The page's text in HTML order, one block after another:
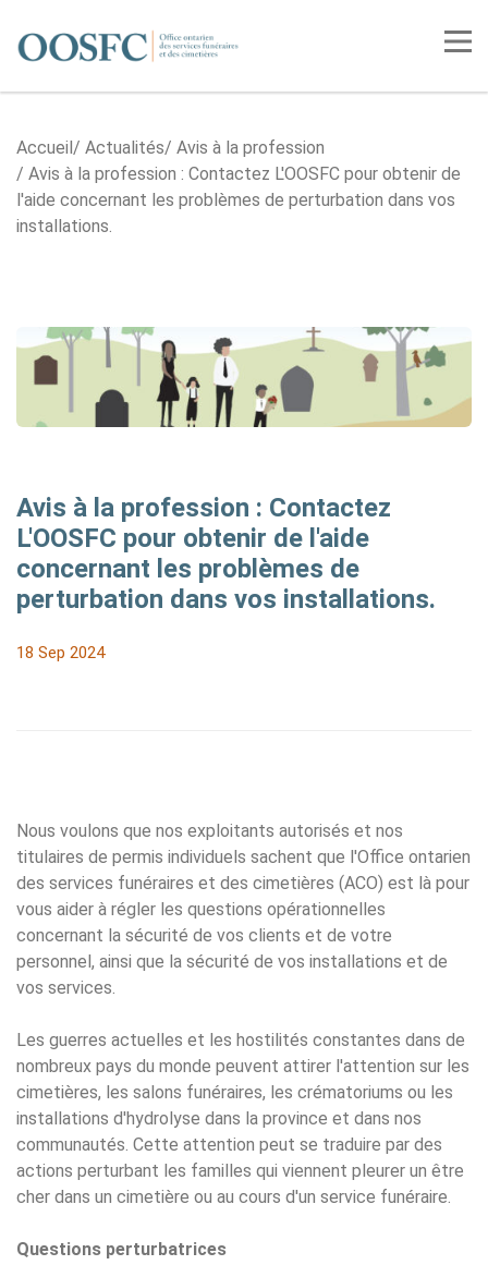
Accueil
Accueil Actualités
Avis à la profession
Avis à la profession : Contactez L'OOSFC pour obtenir de
l'aide concernant les problèmes de perturbation dans vos
installations.
Avis à la profession : Contactez
L'OOSFC pour obtenir de l'aide
concernant les problèmes de
perturbation dans vos installations.
18 Sep 2024
Nous voulons que nos exploitants autorisés et nos
titulaires de permis individuels sachent que l'Office ontarien
des services funéraires et des cimetières (ACO) est là pour
vous aider à régler les questions opérationnelles
concernant la sécurité de vos clients et de votre
personnel, ainsi que la sécurité de vos installations et de
vos services.
Les guerres actuelles et les hostilités constantes dans de
nombreux pays du monde peuvent attirer l'attention sur les
cimetières, les salons funéraires, les crématoriums ou les
installations d'hydrolyse dans la province et dans nos
communautés. Cette attention peut se traduire par des
actions perturbant les familles qui viennent pleurer un être
cher dans un cimetière ou au cours d'un service funéraire.
Questions perturbatrices